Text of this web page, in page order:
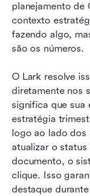
planejamento de
contexto
fazendo algo,
são os números.
O Lark resolve
diretamente nos
significa que sua
estratégia
logo ao lado dos
atualizar o
documento, o
clique. Isso
destaque